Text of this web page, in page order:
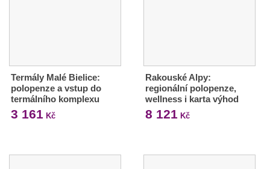
Termály Malé Bielice:
polopenze a vstup do
termálního komplexu
3 161 Kč
Rakouské Alpy:
regionální polopenze,
wellness i karta výhod
8 121 Kč